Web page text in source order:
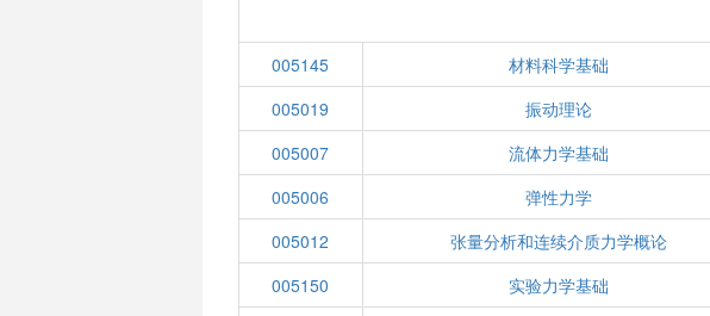
005145 材料科学基础
005019
振动理论
005007
流体力学基础
005006
弹性力学
005012
张量分析和连续介质力学概论
005150
实验力学基础